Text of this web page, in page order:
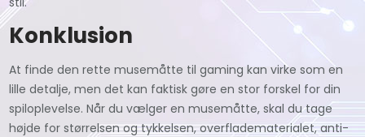
Konklusion
At finde den rette musemåtte til gaming kan virke som en
lille detalje, men det kan faktisk gøre en stor forskel for din
spiloplevelse. Når du vælger en musemåtte, skal du tage
højde for størrelsen og tykkelsen, overfladematerialet, anti-